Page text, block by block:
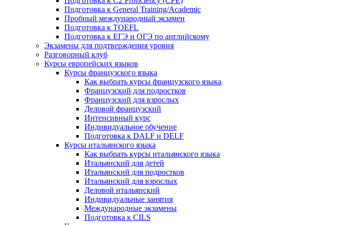
Подготовка к General Training/Academic
Пробный международный экзамен
Подготовка к TOEFL
Подготовка к ЕГЭ и ОГЭ по английскому
Экзамены для подтверждения уровня
Разговорный клуб
Курсы европейских языков
Курсы французского языка
Как выбрать курсы французского языка
Французский для подростков
Французский для взрослых
Деловой французский
Интенсивный курс
Индивидуальное обучение
Подготовка к DALF и DELF
Курсы итальянского языка
Как выбрать курсы итальянского языка
Итальянский для детей
Итальянский для подростков
Итальянский для взрослых
Деловой итальянский
Индивидуальные занятия
Международные экзамены
Подготовка к CILS